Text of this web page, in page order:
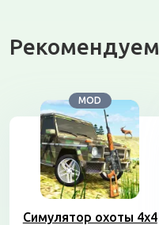
Рекомендуем
MOD
Симулятор охоты 4х4